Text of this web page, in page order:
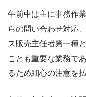
午前中は主に事務作
らの問い合わせ対応
ス販売主任者第一種
ことも重要な業務で
るため細心の注意を払